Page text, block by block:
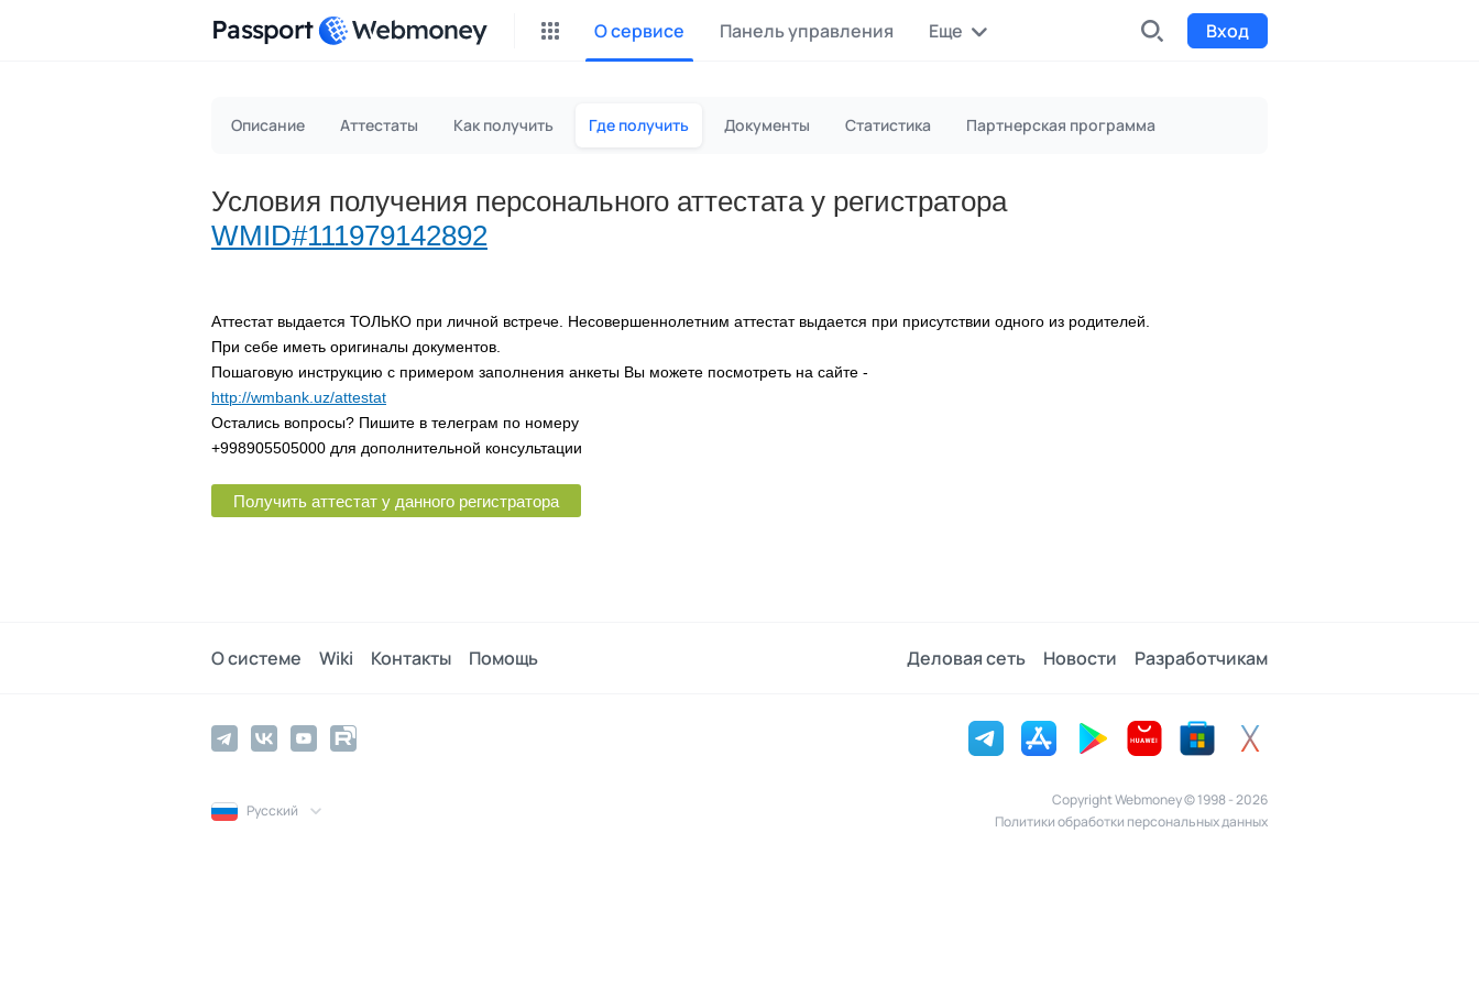
Passport О сервисе Панель управления Еще Вход
P2P обмен
Инструмент для добычи
INDX
CashBox Files
Фриланс-биржа
Описание Аттестаты Как получить Где получить Документы Статистика Партнерская программа
Условия получения персонального аттестата у регистратора
WMID#111979142892
Аттестат выдается ТОЛЬКО при личной встрече. Несовершеннолетним аттестат выдается при присутствии одного из родителей.
При себе иметь оригиналы документов.
Пошаговую инструкцию с примером заполнения анкеты Вы можете посмотреть на сайте -
http://wmbank.uz/attestat
Остались вопросы? Пишите в телеграм по номеру
+998905505000 для дополнительной консультации
О системе Wiki Контакты Помощь Деловая сеть Новости Разработчикам
Русский
Copyright Webmoney © 1998 - 2026
Политики обработки персональных данных